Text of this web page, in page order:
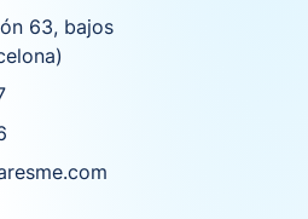
63, bajos